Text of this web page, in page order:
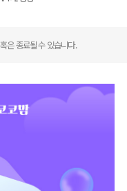
은 종료될 수 있습니다.